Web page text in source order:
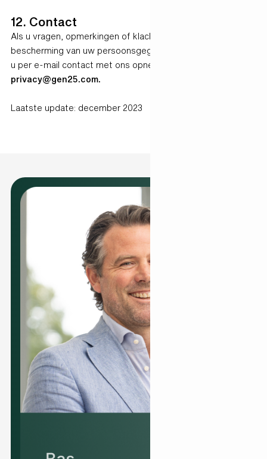
12. Contact
Als u vragen, opmerkingen of klachten heeft over de
bescherming van uw persoonsgegevens door Gen25, kunt
u per e-mail contact met ons opnemen via
privacy@gen25.com.
Laatste update: december 2023